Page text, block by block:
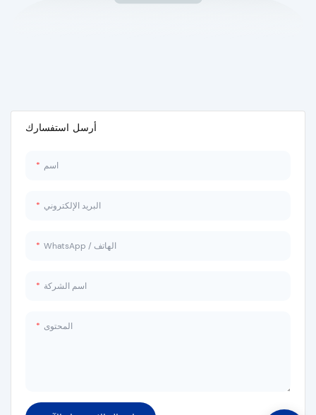
أرسل استفسارك
اسم
البريد الإلكتروني
WhatsApp / الهاتف
اسم الشركة
المحتوى